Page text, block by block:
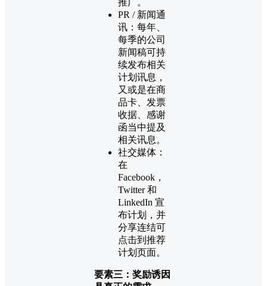
推广。
PR / 新闻通
讯：每年、
每季的公司
新闻稿可持
续发布相关
计划讯息，
又或是在商
品卡、发票
收据、感谢
函当中提及
相关讯息。
社交媒体：
在
Facebook，
Twitter 和
LinkedIn 宣
布计划，并
分享连结可
点击到推荐
计划页面。
要素三：奖励诱因